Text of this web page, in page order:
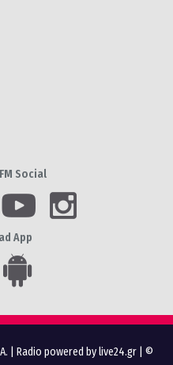
Social
App
Radio powered by live24.gr | ©